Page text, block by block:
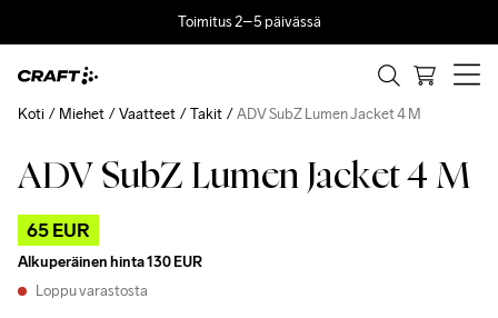
Toimitus 2–5 päivässä
ADV SubZ Lumen Jacket 4 M
65 EUR
Alkuperäinen hinta130 EUR
Loppu varastosta
Koti Miehet Vaatteet Takit ADV SubZ Lumen Jacket 4 M
Outlet